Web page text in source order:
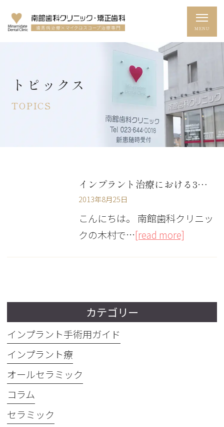
トピックス
TOPICS
インプラント治療における3次元画像診断
2013年8月25日
こんにちは。 南館歯科クリニッ
クの木村で…[read more]
カテゴリー
インプラント手術用ガイド
インプラント療
オールセラミック
コラム
セラミック